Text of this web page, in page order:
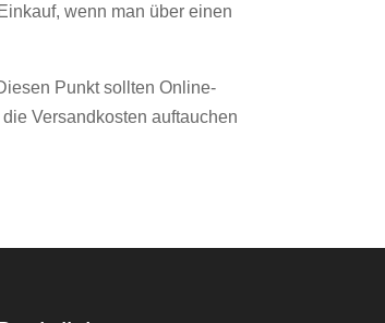
wenn man über einen
Punkt sollten Online-
Versandkosten auftauchen